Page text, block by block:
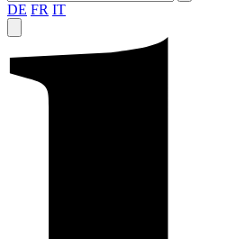
DE FR IT